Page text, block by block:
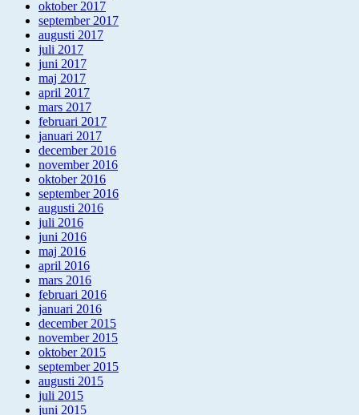
oktober 2017
september 2017
augusti 2017
juli 2017
juni 2017
maj 2017
april 2017
mars 2017
februari 2017
januari 2017
december 2016
november 2016
oktober 2016
september 2016
augusti 2016
juli 2016
juni 2016
maj 2016
april 2016
mars 2016
februari 2016
januari 2016
december 2015
november 2015
oktober 2015
september 2015
augusti 2015
juli 2015
juni 2015